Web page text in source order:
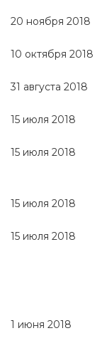
20 ноября 2018
10 октября 2018
31 августа 2018
15 июля 2018
15 июля 2018
15 июля 2018
15 июля 2018
1 июня 2018